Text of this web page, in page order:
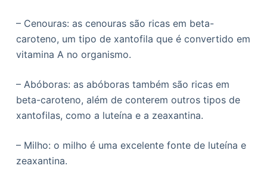
– Cenouras: as cenouras são ricas em beta-
caroteno, um tipo de xantofila que é convertido em
vitamina A no organismo.
– Abóboras: as abóboras também são ricas em
beta-caroteno, além de conterem outros tipos de
xantofilas, como a luteína e a zeaxantina.
– Milho: o milho é uma excelente fonte de luteína e
zeaxantina.